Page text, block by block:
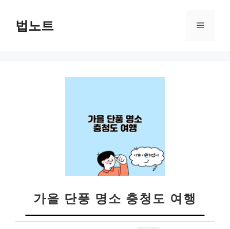
법노트 메
가을 단풍 명소 충청도 여행